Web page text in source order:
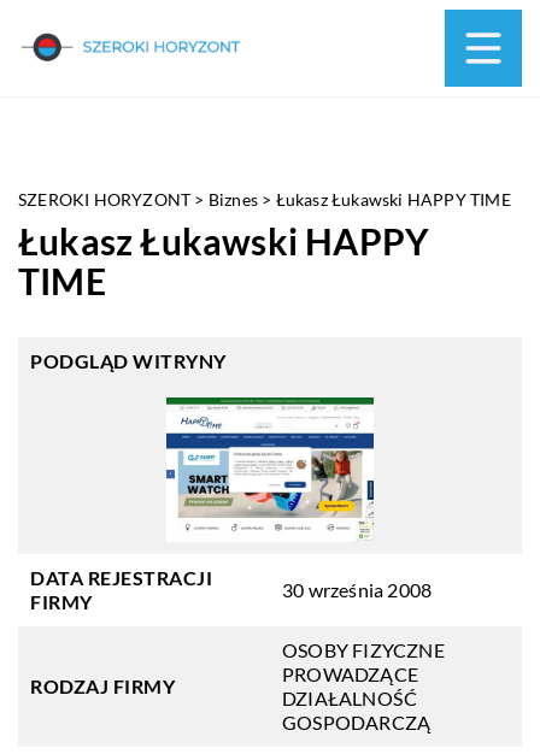
SZEROKI HORYZONT > Biznes > Łukasz Łukawski HAPPY TIME
Łukasz Łukawski HAPPY
TIME
PODGLĄD WITRYNY
DATA REJESTRACJI
FIRMY
30 września 2008
RODZAJ FIRMY
OSOBY FIZYCZNE
PROWADZĄCE
DZIAŁALNOŚĆ
GOSPODARCZĄ